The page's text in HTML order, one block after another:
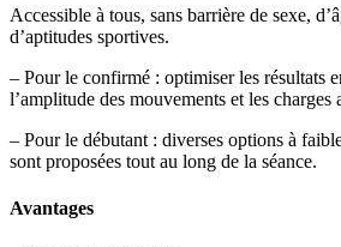
Accessible à tous, sans barrière de sexe,
d’aptitudes sportives.
– Pour le confirmé : optimiser les résultats
l’amplitude des mouvements et les charges
– Pour le débutant : diverses options à
sont proposées tout au long de la séance.
Avantages